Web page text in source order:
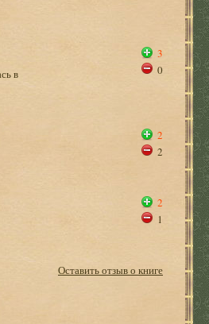
в
3
0
2
2
2
1
Оставить отзыв о книге